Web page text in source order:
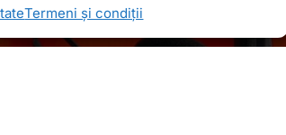
Termeni și condiții
Newsletter